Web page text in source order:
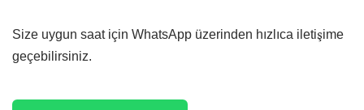
Size uygun saat için WhatsApp üzerinden hızlıca iletişime
geçebilirsiniz.